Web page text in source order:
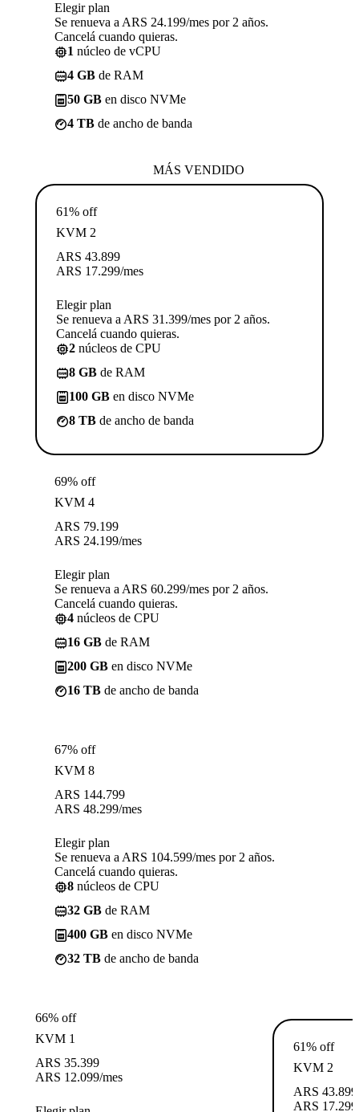
Elegir plan
Se renueva a ARS 24.199/mes por 2 años.
Cancelá cuando quieras.
1 núcleo de vCPU
4 GB de RAM
50 GB en disco NVMe
4 TB de ancho de banda
MÁS VENDIDO
61% off
KVM 2
ARS 43.899
ARS 17.299/mes
Elegir plan
Se renueva a ARS 31.399/mes por 2 años.
Cancelá cuando quieras.
2 núcleos de CPU
8 GB de RAM
100 GB en disco NVMe
8 TB de ancho de banda
69% off
KVM 4
ARS 79.199
ARS 24.199/mes
Elegir plan
Se renueva a ARS 60.299/mes por 2 años.
Cancelá cuando quieras.
4 núcleos de CPU
16 GB de RAM
200 GB en disco NVMe
16 TB de ancho de banda
67% off
KVM 8
ARS 144.799
ARS 48.299/mes
Elegir plan
Se renueva a ARS 104.599/mes por 2 años.
Cancelá cuando quieras.
8 núcleos de CPU
32 GB de RAM
400 GB en disco NVMe
32 TB de ancho de banda
66% off
KVM 1
ARS 35.399
ARS 12.099/mes
61% off
KVM 2
ARS 43.899
ARS 17.299